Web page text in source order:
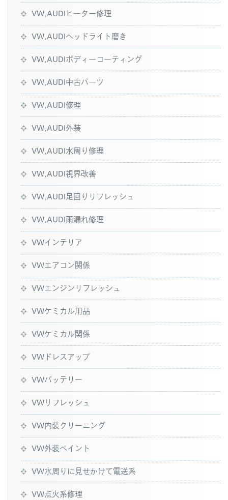
VW,AUDIヒーター修理
VW,AUDIヘッドライト磨き
VW,AUDIボディーコーティング
VW,AUDI中古パーツ
VW,AUDI修理
VW,AUDI外装
VW,AUDI水周り修理
VW,AUDI視界改善
VW,AUDI足回りリフレッシュ
VW,AUDI雨漏れ修理
VWインテリア
VWエアコン関係
VWエンジンリフレッシュ
VWケミカル用品
VWケミカル関係
VWドレスアップ
VWバッテリー
VWリフレッシュ
VW内装クリーニング
VW外装ペイント
VW水周りに見せかけて電送系
VW点火系修理